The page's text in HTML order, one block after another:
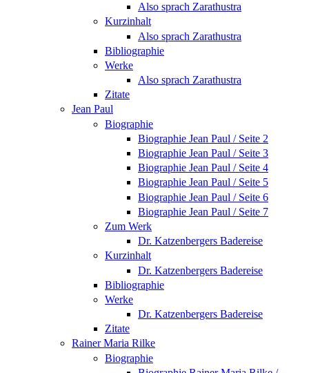
Also sprach Zarathustra
Kurzinhalt
Also sprach Zarathustra
Bibliographie
Werke
Also sprach Zarathustra
Zitate
Jean Paul
Biographie
Biographie Jean Paul / Seite 2
Biographie Jean Paul / Seite 3
Biographie Jean Paul / Seite 4
Biographie Jean Paul / Seite 5
Biographie Jean Paul / Seite 6
Biographie Jean Paul / Seite 7
Zum Werk
Dr. Katzenbergers Badereise
Kurzinhalt
Dr. Katzenbergers Badereise
Bibliographie
Werke
Dr. Katzenbergers Badereise
Zitate
Rainer Maria Rilke
Biographie